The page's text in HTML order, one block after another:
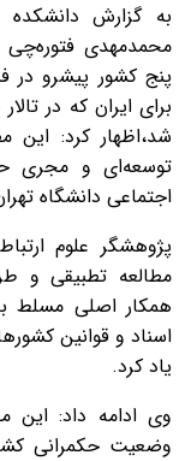
به گزارش دانشکده
محمدمهدی فتوره‌چی
پنج کشور پیشرو در
برای ایران که در
شد،اظهار کرد:
توسعه‌ای و مجری
اجتماعی دانشگاه
پژوهشگر علوم
همکار اصلی مسلط
اسناد و قوانین
یاد کرد.
وی ادامه داد: این
وضعیت حکمرانی